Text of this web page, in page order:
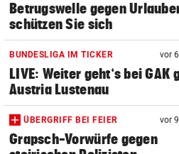
Betrugswelle gegen
schützen Sie sich
BUNDESLIGA IM TICKER vor
LIVE: Weiter geht‘s bei GAK
Austria Lustenau
ÜBERGRIFF BEI FEIER vor
Grapsch-Vorwürfe gegen